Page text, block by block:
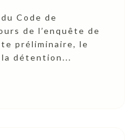
Code de
de l’enquête de
préliminaire, le
détention...